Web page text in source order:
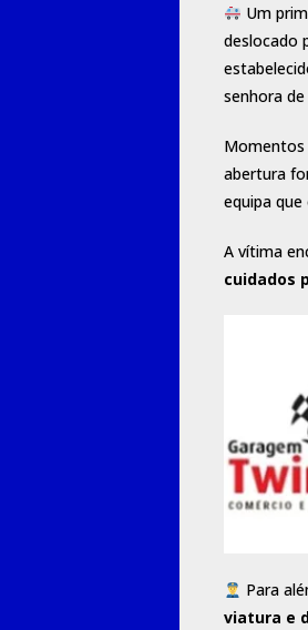
Um
deslocado
senhora de
Momentos
abertura
equipa
A vítima
cuidados
Para
viatura e